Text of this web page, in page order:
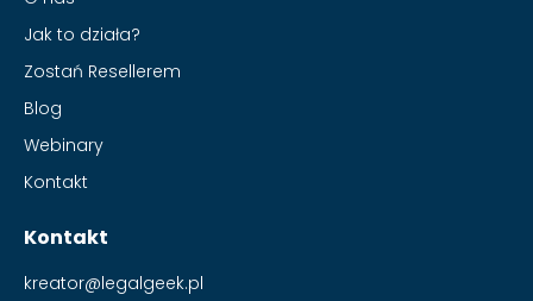
Jak to działa?
Zostań Resellerem
Blog
Webinary
Kontakt
Kontakt
kreator@legalgeek.pl